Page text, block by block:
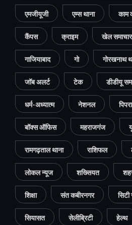
एमजीयूजी एम्स थाना काम
कैंपस क्राइम खेल समाचार
गाजियाबाद गो गोरखनाथ
जॉब अलर्ट टेक डीडीयू
धर्म-अध्यात्म नेशनल
बॉक्स ऑफिस महराजगंज
रामगढ़ताल थाना राशिफल
लोकल न्यूज शख्सियत
शिक्षा संत कबीरनगर
सियासत सेलीब्रिटी हेल्थ